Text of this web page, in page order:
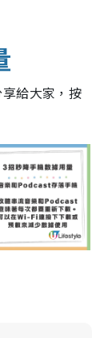
給大家，按